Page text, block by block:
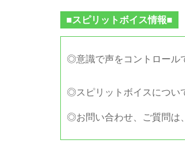
■スピリットボイス情報■
◎意識で声をコントロール
◎スピリットボイスについ
◎お問い合わせ、ご質問は、